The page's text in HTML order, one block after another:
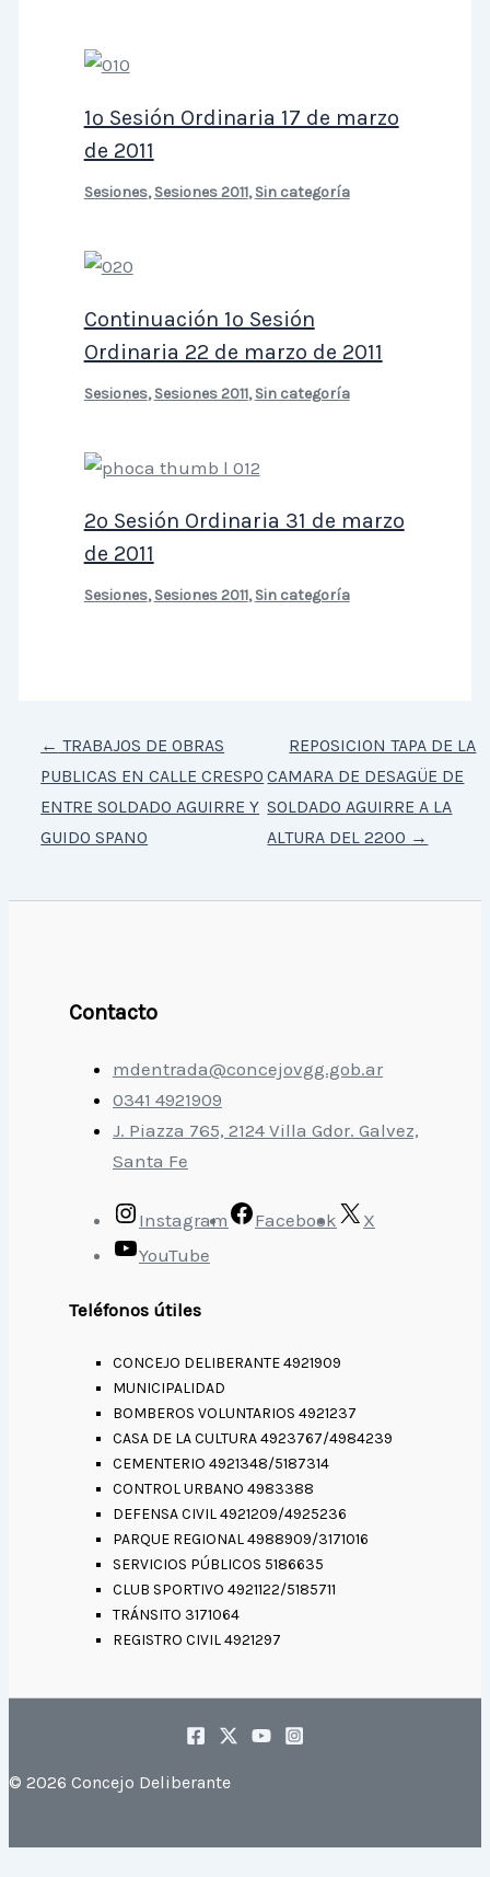
1º Sesión Ordinaria 17 de marzo
de 2011
Sesiones,Sesiones 2011,Sin categoría
Continuación 1º Sesión
Ordinaria 22 de marzo de 2011
Sesiones,Sesiones 2011,Sin categoría
2º Sesión Ordinaria 31 de marzo
de 2011
Sesiones,Sesiones 2011,Sin categoría
← TRABAJOS DE OBRAS
PUBLICAS EN CALLE CRESPO
ENTRE SOLDADO AGUIRRE Y
GUIDO SPANO
REPOSICION TAPA DE LA
CAMARA DE DESAGÜE DE
SOLDADO AGUIRRE A LA
ALTURA DEL 2200 →
Contacto
mdentrada@concejovgg.gob.ar
0341 4921909
J. Piazza 765, 2124 Villa Gdor. Galvez,
Santa Fe
Instagram Facebook
X
YouTube
Teléfonos útiles
CONCEJO DELIBERANTE 4921909
MUNICIPALIDAD
BOMBEROS VOLUNTARIOS 4921237
CASA DE LA CULTURA 4923767/4984239
CEMENTERIO 4921348/5187314
CONTROL URBANO 4983388
DEFENSA CIVIL 4921209/4925236
PARQUE REGIONAL 4988909/3171016
SERVICIOS PÚBLICOS 5186635
CLUB SPORTIVO 4921122/5185711
TRÁNSITO 3171064
REGISTRO CIVIL 4921297
© 2026 Concejo Deliberante